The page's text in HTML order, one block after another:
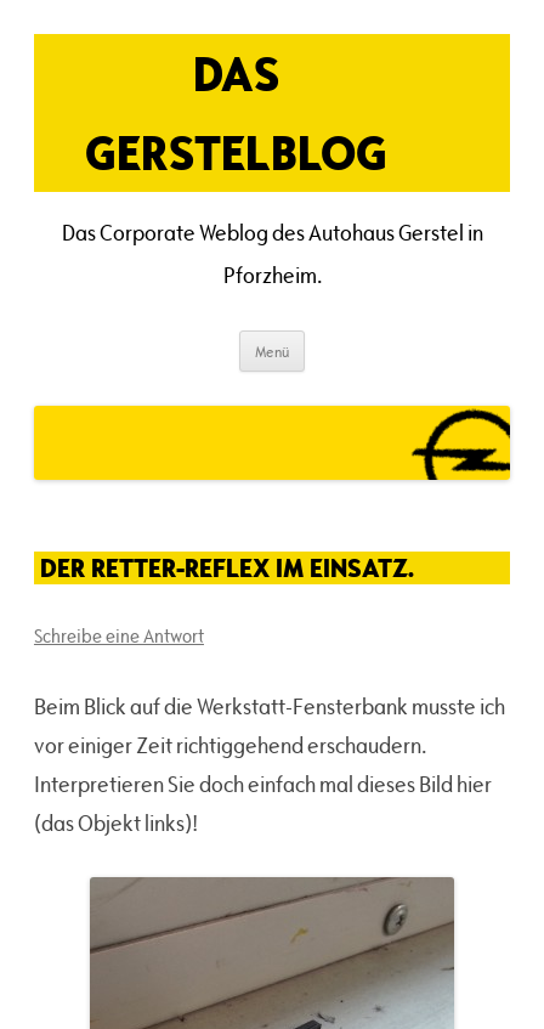
Inhalt
DAS
GERSTELBLOG
Das Corporate Weblog des Autohaus Gerstel in
Pforzheim.
Menü
DER RETTER-REFLEX IM EINSATZ.
Schreibe eine Antwort
Beim Blick auf die Werkstatt-Fensterbank musste ich
vor einiger Zeit richtiggehend erschaudern.
Interpretieren Sie doch einfach mal dieses Bild hier
(das Objekt links)!